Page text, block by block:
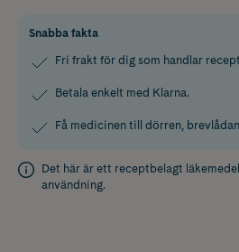
Snabba fakta
Fri frakt för dig som handlar
Betala enkelt med Klarna.
Få medicinen till dörren,
Det här är ett receptbelagt
användning.